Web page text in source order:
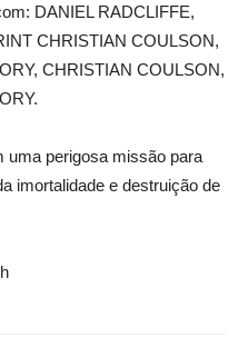
DANIEL RADCLIFFE,
CHRISTIAN COULSON,
CHRISTIAN COULSON,
uma perigosa missão para
imortalidade e destruição de